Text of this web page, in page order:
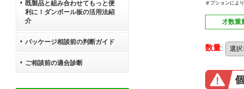
既製品と組み合わせてもっと便
利に！ダンボール板の活用法紹
介
パッケージ相談前の判断ガイド
ご相談前の適合診断
オプションによ
才数重
数量: